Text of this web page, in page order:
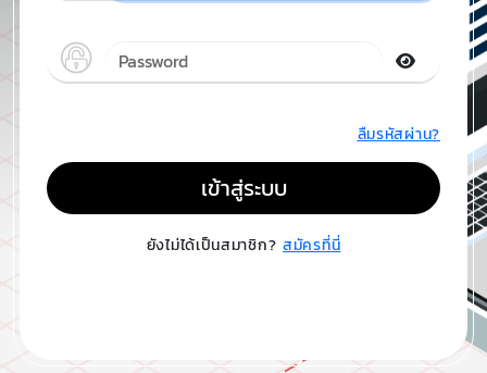
ลืมรหัสผ่าน?
เข้าสู่ระบบ
ยังไม่ได้เป็นสมาชิก? สมัครที่นี่